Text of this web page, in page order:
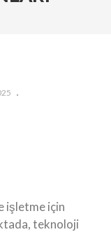
Yeni
ve
işletme için
teknoloji